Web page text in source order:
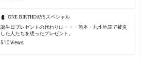
ONE BIRTHDAYSスペシャル
誕生日プレゼントの代わりに・・・熊本・九州地震で被災
した人たちを想ったプレゼント。
510 Views